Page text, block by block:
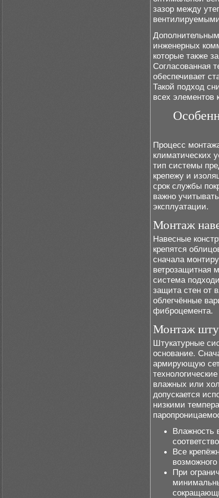
зазор между
инженерных
которые также
Согласованная
обеспечивает
Такой подход
всех элементов
Процесс
климатических
тип системы
крепежу и
срок службы
важно
эксплуатации.
Монтаж
Навесные
крепятся
сначала
ветрозащитная
система
защита стен от
облегчённые
фиброцемента.
Монтаж
Штукатурные
основание.
армирующую
влажных или
допускается
низкими
Влажность
Все
При